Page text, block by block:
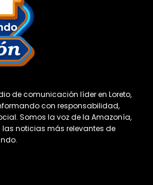
de comunicación líder en Loreto,
con responsabilidad,
Somos la voz de la Amazonía,
noticias más relevantes de